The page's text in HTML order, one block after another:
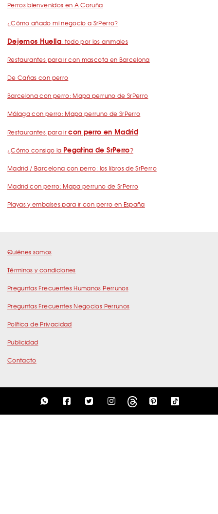
Perros bienvenidos en A Coruña
¿Cómo añado mi negocio a SrPerro?
Dejemos Huella: todo por los animales
Restaurantes para ir con mascota en Barcelona
De Cañas con perro
Barcelona con perro: Mapa perruno de SrPerro
Málaga con perro: Mapa perruno de SrPerro
Restaurantes para ircon perro en Madrid
¿Cómo consigo la Pegatina de SrPerro?
Madrid / Barcelona con perro: los libros de SrPerro
Madrid con perro: Mapa perruno de SrPerro
Playas y embalses para ir con perro en España
Quiénes somos
Términos y condiciones
Preguntas Frecuentes Humanos Perrunos
Preguntas Frecuentes Negocios Perrunos
Política de Privacidad
Publicidad
Contacto